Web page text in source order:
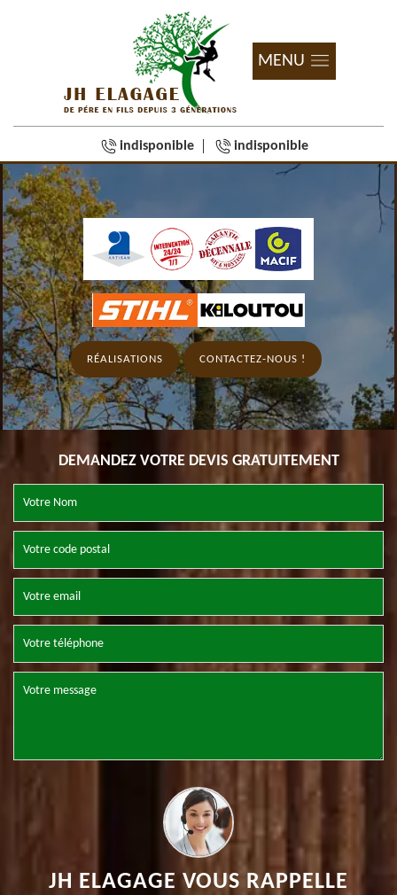
MENU
indisponible indisponible
RÉALISATIONS CONTACTEZ-NOUS !
DEMANDEZ VOTRE DEVIS GRATUITEMENT
JH ELAGAGE VOUS RAPPELLE